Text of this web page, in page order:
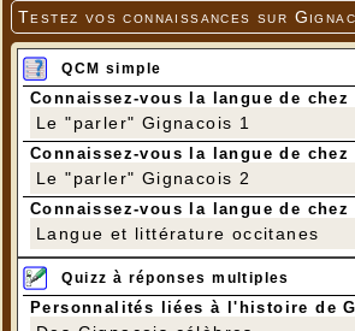
Testez vos connaissances sur Gignac
QCM simple
Connaissez-vous la langue de chez
Le "parler" Gignacois 1
Connaissez-vous la langue de chez
Le "parler" Gignacois 2
Connaissez-vous la langue de chez
Langue et littérature occitanes
Quizz à réponses multiples
Personnalités liées à l'histoire de